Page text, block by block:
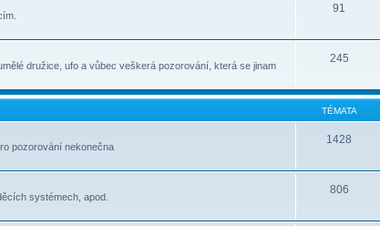
91
družice, ufo a vůbec veškerá pozorování, která se jinam
245
TÉMATA
pozorování nekonečna
1428
systémech, apod.
806